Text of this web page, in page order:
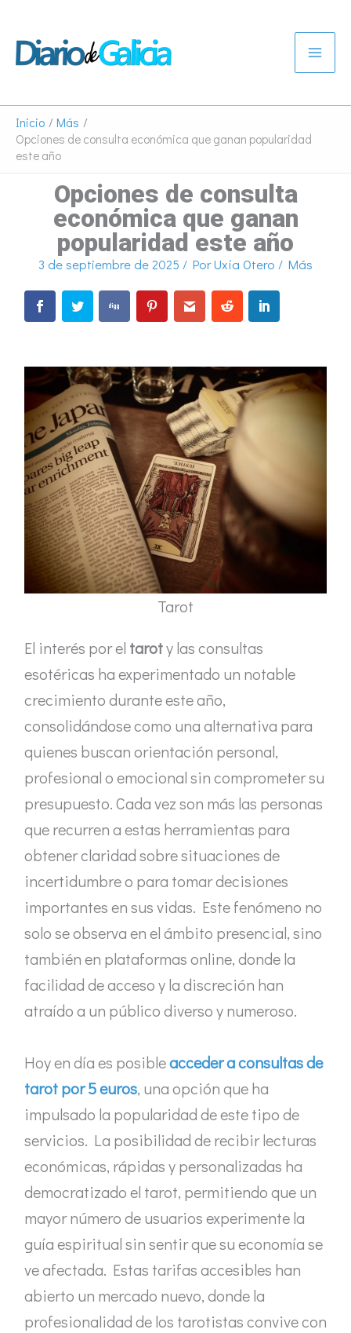
contenido
Inicio
Más
Opciones de consulta económica que ganan popularidad
este año
Opciones de consulta
económica que ganan
popularidad este año
3 de septiembre de 2025 / PorUxía Otero / Más
Tarot
El interés por el taroty las consultas
esotéricas ha experimentado un notable
crecimiento durante este año,
consolidándose como una alternativa para
quienes buscan orientación personal,
profesional o emocional sin comprometer su
presupuesto. Cada vez son más las personas
que recurren a estas herramientas para
obtener claridad sobre situaciones de
incertidumbre o para tomar decisiones
importantes en sus vidas. Este fenómeno no
solo se observa en el ámbito presencial, sino
también en plataformas online, donde la
facilidad de acceso y la discreción han
atraído a un público diverso y numeroso.
Hoy en día es posibleacceder a consultas de
tarot por 5 euros, una opción que ha
impulsado la popularidad de este tipo de
servicios. La posibilidad de recibir lecturas
económicas, rápidas y personalizadas ha
democratizado el tarot, permitiendo que un
mayor número de usuarios experimente la
guía espiritual sin sentir que su economía se
ve afectada. Estas tarifas accesibles han
abierto un mercado nuevo, donde la
profesionalidad de los tarotistas convive con